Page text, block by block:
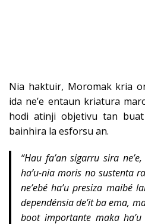
Nia haktuir, Moromak kria
ida ne’e entaun kriatura
hodi atinji objetivu tan
bainhira la esforsu an.
“Hau fa’an sigarru sira
ha’u-nia moris no sustenta
ne’ebé ha’u presiza maibé
dependénsia de’it ba ema,
boot importante maka